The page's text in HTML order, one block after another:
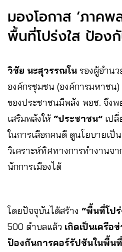
มองโอกาส ‘ภาคพ
พื้นที่โปร่งใส ป้อง
วิชัย นะสุวรรณโน รองผู้อำน
องค์กรชุมชน (องค์การมหาชน)
ของประชาชนมีพลัง พอช. จึง
เสริมพลังให้ “ประชาชน” เป
ในการเลือกคนดี ดูนโยบายเป็
วิเคราะห์ทิศทางการทำงานจ
นักการเมืองได้
โดยปัจจุบันได้สร้าง “พื้นที่โปร่
500 ตำบลแล้ว เกิดเป็นเครื
ป้องกันการคอร์รัปชันในพื้นที่